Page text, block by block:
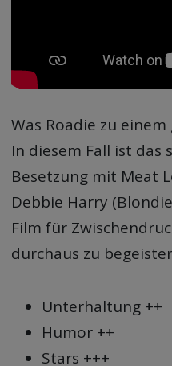
Was Roadie zu
In diesem Fall ist das
Besetzung mit Meat
Debbie Harry
Film für
durchaus zu
Unterhaltung ++
Humor ++
Stars +++